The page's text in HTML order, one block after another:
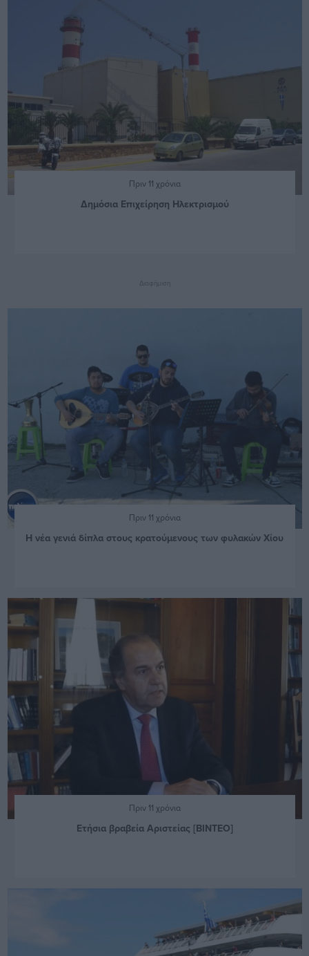
Πριν 11 χρόνια
Δημόσια Επιχείρηση Ηλεκτρισμού
Διαφήμιση
Πριν 11 χρόνια
Η νέα γενιά δίπλα στους κρατούμενους των φυλακών Χίου
Πριν 11 χρόνια
Ετήσια βραβεία Αριστείας [BINTEO]